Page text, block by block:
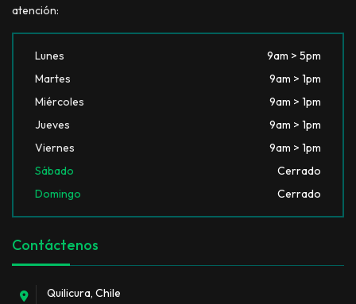
atención:
Lunes
9am > 5pm
Martes
9am > 1pm
Miércoles
9am > 1pm
Jueves
9am > 1pm
Viernes
9am > 1pm
Sábado
Cerrado
Domingo
Cerrado
Contáctenos
Quilicura, Chile